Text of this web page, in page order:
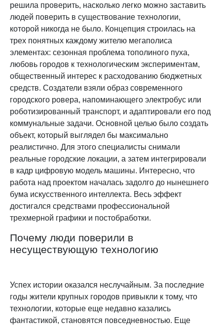
решила проверить, насколько легко можно заставить
людей поверить в существование технологии,
которой никогда не было. Концепция строилась на
трех понятных каждому жителю мегаполиса
элементах: сезонная проблема тополиного пуха,
любовь городов к технологическим экспериментам,
общественный интерес к расходованию бюджетных
средств. Создатели взяли образ современного
городского ровера, напоминающего электробус или
роботизированный транспорт, и адаптировали его под
коммунальные задачи. Основной целью было создать
объект, который выглядел бы максимально
реалистично. Для этого специалисты снимали
реальные городские локации, а затем интегрировали
в кадр цифровую модель машины. Интересно, что
работа над проектом началась задолго до нынешнего
бума искусственного интеллекта. Весь эффект
достигался средствами профессиональной
трехмерной графики и постобработки.
Почему люди поверили в
несуществующую технологию
Успех истории оказался неслучайным. За последние
годы жители крупных городов привыкли к тому, что
технологии, которые еще недавно казались
фантастикой, становятся повседневностью. Еще